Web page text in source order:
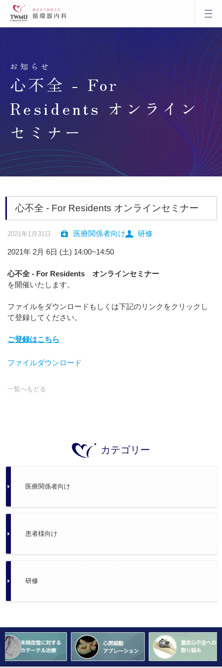
お知らせ
心不全 - For
Residents オンライン
セミナー
心不全 - For Residents オンラインセミナー
2021年1月31日 医療関係者向け 研修
2021年 2月 6日 (土) 14:00~14:50
心不全 - For Residents オンラインセミナー
を開催いたします。
ファイルをダウンロードもしくは下記のリンクをクリックし
て登録してください。
ご登録はこちら
ファイルダウンロード
一覧へもどる
カテゴリー
医療関係者向け
患者様向け
研修